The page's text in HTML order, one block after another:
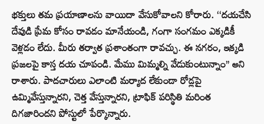
భక్తులు తమ ప్రయాణాలను వాయిదా వేసుకోవాలని కోరారు. ‘‘దయచేసి
దేవుడి ప్రేమ కోసం రావడం మానేయండి, గంగా సంగమం ఎక్కడికీ
వెళ్లడం లేదు. మీరు తర్వాత ప్రశాంతంగా రావచ్చు. ఈ నగరం, ఇక్కడి
ప్రజలపై కాస్త దయ చూపండి. మేము మిమ్మల్ని వేడుకుంటున్నాం’’ అని
రాశారు. పాదచారులు ఎలాంటి మర్యాద లేకుండా రోడ్లపై
ఉమ్మివేస్తున్నారని, చెత్త వేస్తున్నారని, ట్రాఫిక్ పరిస్థితి మరింత
దిగజారిందని పోస్టులో పేర్కొన్నారు.